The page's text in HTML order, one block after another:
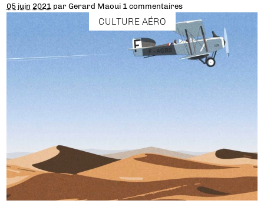
05 juin 2021 parGerard Maoui 1 commentaires
CULTURE AÉRO